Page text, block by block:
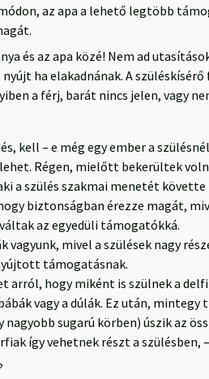
az apa a lehető legtöbb
és az apa közé! Nem ad
ha elakadnának. A
a férj, barát nincs jelen, vagy
kell – e még egy ember a
Régen, mielőtt bekerültek
a szülés szakmai menetét
biztonságban érezze magát,
az egyedüli támogatókká.
vagyunk, mivel a szülések nagy
támogatásnak.
arról, hogy miként is szülnek a
vagy a dúlák. Ez után,
nagyobb sugarú körben) úszik az
így vehetnek részt a